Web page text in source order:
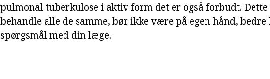
pulmonal tuberkulose i aktiv form det er også forbudt. Dette
behandle alle de samme, bør ikke være på egen hånd,
spørgsmål med din læge.